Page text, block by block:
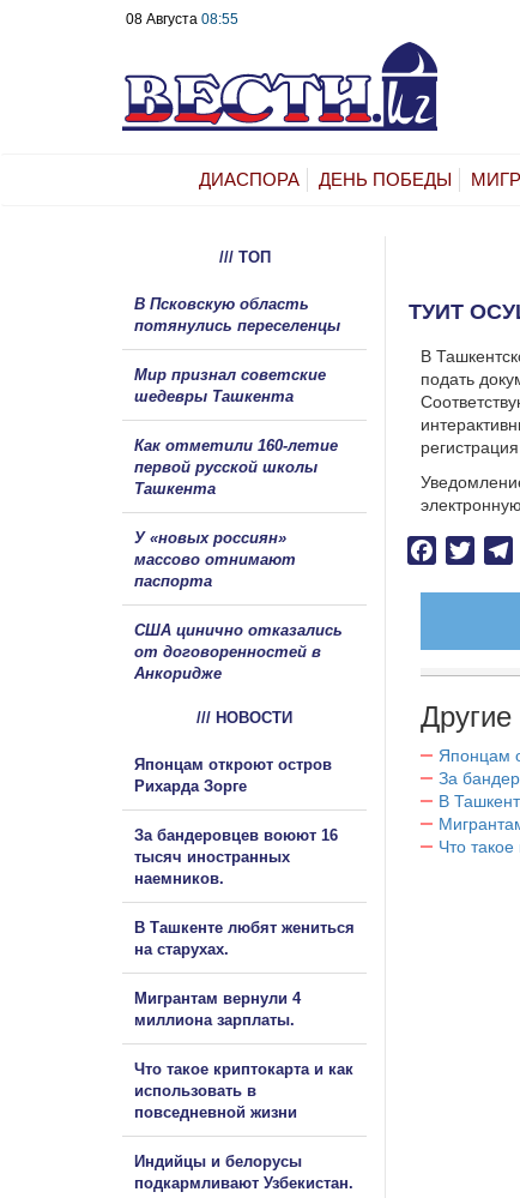
08 Августа 08:55
ДИАСПОРА ДЕНЬ ПОБЕДЫ
ТУИТ
В
подать
Facebook
Другие
Японцам
За
В
Что
/// ТОП
В Псковскую область
потянулись переселенцы
Мир признал советские
шедевры Ташкента
Как отметили 160-летие
первой русской школы
Ташкента
У «новых россиян»
массово отнимают
паспорта
США цинично отказались
от договоренностей в
Анкоридже
/// НОВОСТИ
Японцам откроют остров
Рихарда Зорге
За бандеровцев воюют 16
тысяч иностранных
наемников.
В Ташкенте любят жениться
на старухах.
Мигрантам вернули 4
миллиона зарплаты.
Что такое криптокарта и как
использовать в
повседневной жизни
Индийцы и белорусы
подкармливают Узбекистан.